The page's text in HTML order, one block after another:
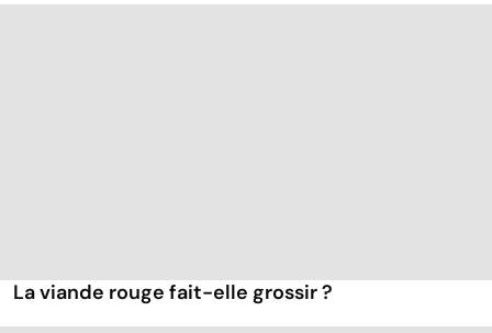
La viande rouge fait-elle grossir ?